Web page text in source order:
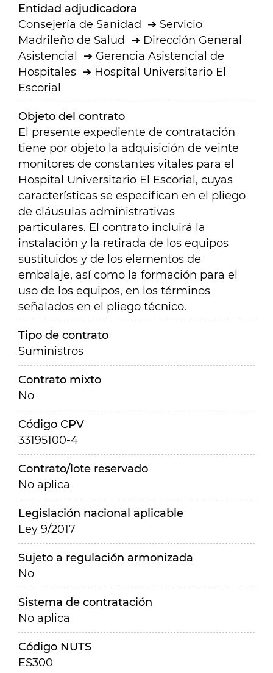
Entidad adjudicadora
Consejería de Sanidad
Servicio
Madrileño de Salud
Dirección General
Asistencial
Gerencia Asistencial de
Hospitales
Hospital Universitario El
Escorial
Objeto del contrato
El presente expediente de contratación
tiene por objeto la adquisición de veinte
monitores de constantes vitales para el
Hospital Universitario El Escorial, cuyas
características se especifican en el pliego
de cláusulas administrativas
particulares. El contrato incluirá la
instalación y la retirada de los equipos
sustituidos y de los elementos de
embalaje, así como la formación para el
uso de los equipos, en los términos
señalados en el pliego técnico.
Tipo de contrato
Suministros
Contrato mixto
No
Código CPV
33195100-4
Contrato/lote reservado
No aplica
Legislación nacional aplicable
Ley 9/2017
Sujeto a regulación armonizada
No
Sistema de contratación
No aplica
Código NUTS
ES300